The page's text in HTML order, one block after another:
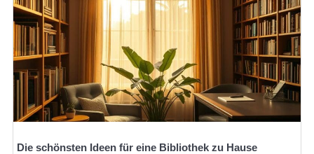
Die schönsten Ideen für eine Bibliothek zu Hause